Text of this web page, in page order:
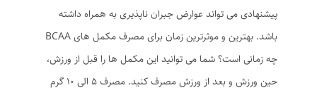
پیشنهادی می تواند عوارض جبران ناپذیری به همراه داشته
باشد. بهترین و موثرترین زمان برای مصرف مکمل های BCAA
چه زمانی است؟ شما می توانید این مکمل ها را قبل از ورزش،
حین ورزش و بعد از ورزش مصرف کنید. مصرف 5 الی 10 گرم